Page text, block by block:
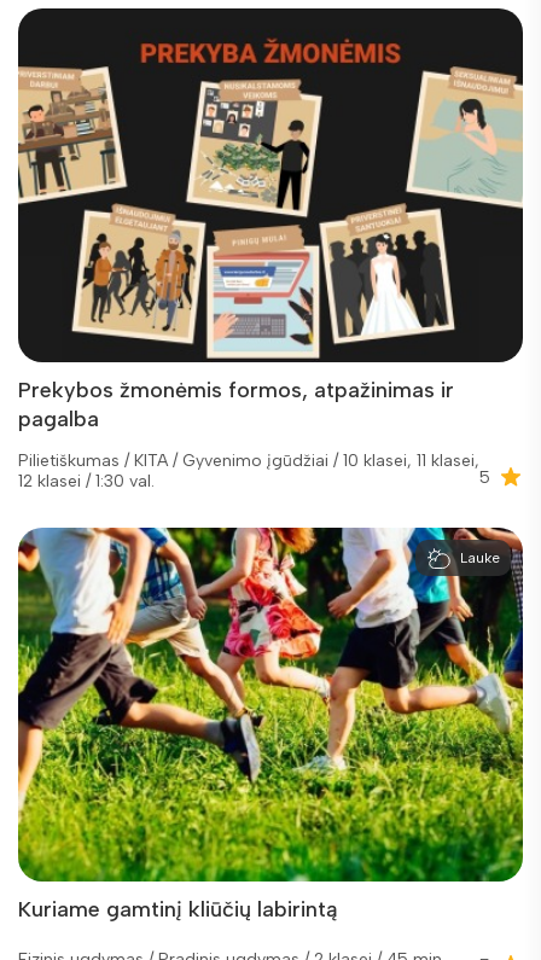
Prekybos žmonėmis formos, atpažinimas ir
pagalba
Pilietiškumas / KITA / Gyvenimo įgūdžiai / 10 klasei, 11 klasei,
12 klasei / 1:30 val.
5
Lauke
Kuriame gamtinį kliūčių labirintą